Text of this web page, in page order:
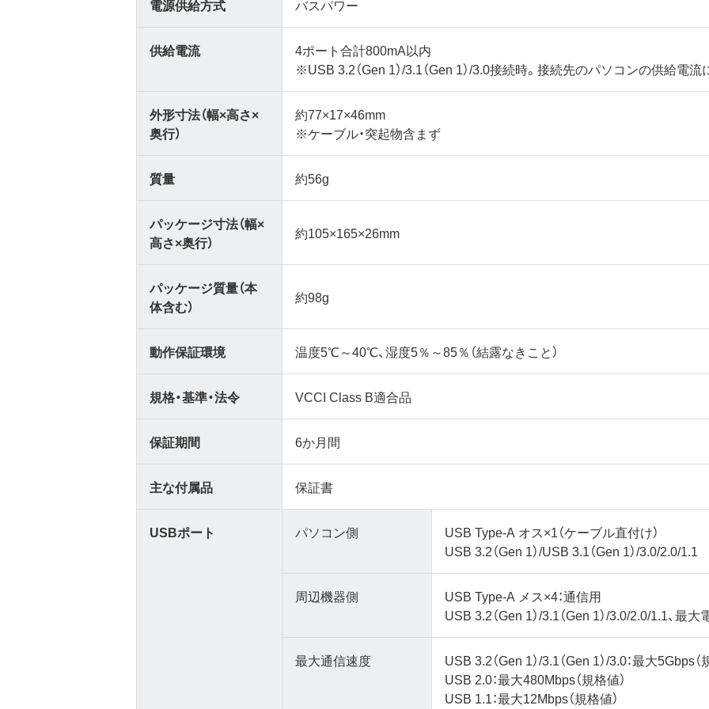
電源供給方式 バスパワー
供給電流
4ポート合計800mA以内
※USB 3.2（Gen 1）/3.1（Gen 1）/3.0接続時。接続先のパソコンの供給電流
外形寸法（幅×高さ×
奥行）
約77×17×46mm
※ケーブル・突起物含まず
質量 約56g
パッケージ寸法（幅×
高さ×奥行）
約105×165×26mm
パッケージ質量（本
体含む）
約98g
動作保証環境 温度5℃～40℃、湿度5％～85％（結露なきこと）
規格・基準・法令 VCCI Class B適合品
保証期間 6か月間
主な付属品 保証書
USBポート パソコン側
USB Type-A オス×1（ケーブル直付け）
USB 3.2（Gen 1）/USB 3.1（Gen 1）/3.0/2.0/1.1
周辺機器側
USB Type-A メス×4：通信用
USB 3.2（Gen 1）/3.1（Gen 1）/3.0/2.0/1.1、最
最大通信速度
USB 3.2（Gen 1）/3.1（Gen 1）/3.0：最大5Gbps（
USB 2.0：最大480Mbps（規格値）
USB 1.1：最大12Mbps（規格値）